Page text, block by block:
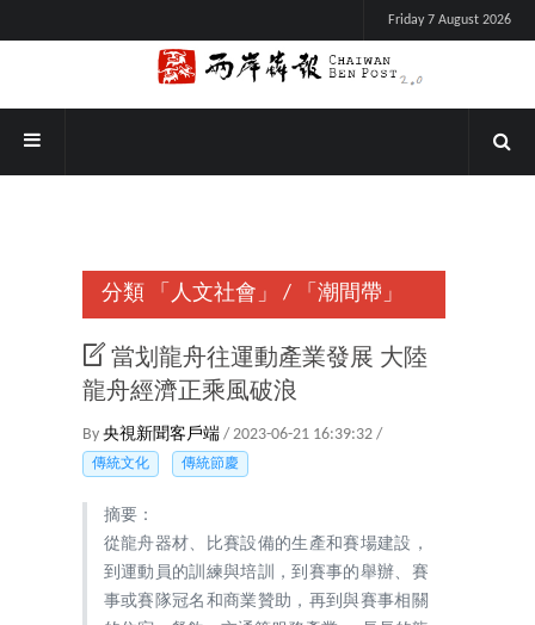
Friday 7 August 2026
分類 「人文社會」 / 「潮間帶」
當划龍舟往運動產業發展 大陸
龍舟經濟正乘風破浪
By 央視新聞客戶端 / 2023-06-21 16:39:32 /
傳統文化 傳統節慶
摘要：
從龍舟器材、比賽設備的生產和賽場建設，
到運動員的訓練與培訓，到賽事的舉辦、賽
事或賽隊冠名和商業贊助，再到與賽事相關